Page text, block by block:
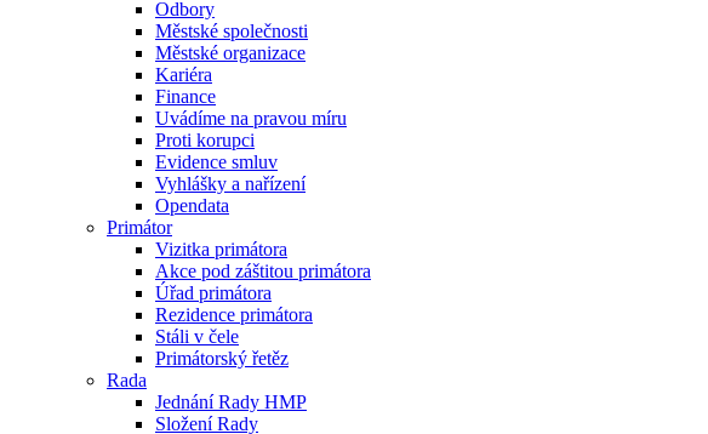
Odbory
Městské společnosti
Městské organizace
Kariéra
Finance
Uvádíme na pravou míru
Proti korupci
Evidence smluv
Vyhlášky a nařízení
Opendata
Primátor
Vizitka primátora
Akce pod záštitou primátora
Úřad primátora
Rezidence primátora
Stáli v čele
Primátorský řetěz
Rada
Jednání Rady HMP
Složení Rady